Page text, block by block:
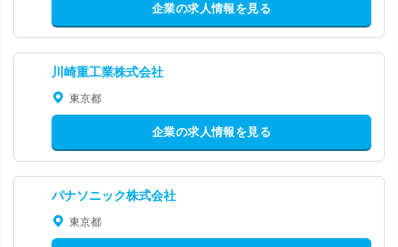
企業の求人情報を見る
川崎重工業株式会社
東京都
企業の求人情報を見る
パナソニック株式会社
東京都